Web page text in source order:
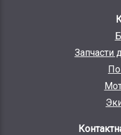
Запчасти